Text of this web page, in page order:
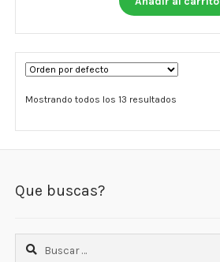
Mostrando todos los 13 resultados
Que buscas?
Buscar: